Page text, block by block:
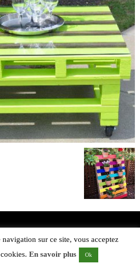
sur ce site, vous acceptez
En savoir plus Ok